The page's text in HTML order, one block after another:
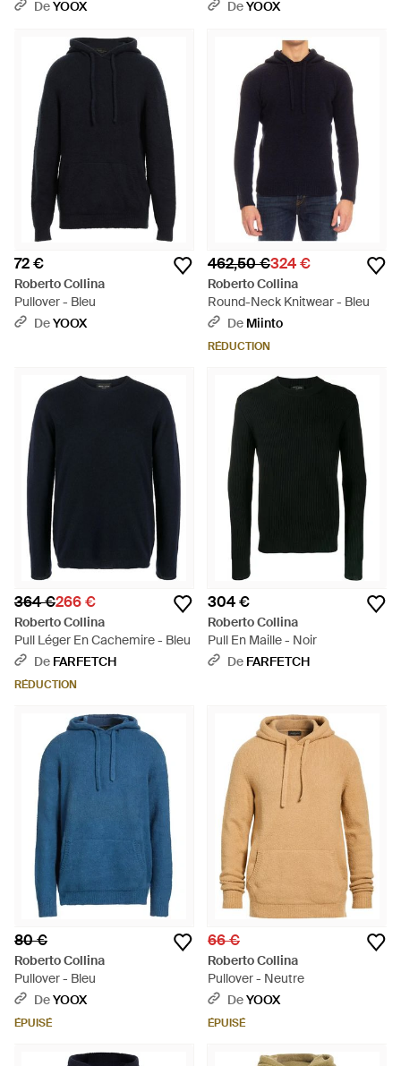
DeYOOX DeYOOX
72 €
Roberto Collina
Pullover - Bleu
DeYOOX
462,50 €324 €
Roberto Collina
Round-Neck Knitwear - Bleu
De Miinto
RÉDUCTION
364 €266 €
Roberto Collina
Pull Léger En Cachemire - Bleu
De FARFETCH
RÉDUCTION
304 €
Roberto Collina
Pull En Maille - Noir
De FARFETCH
80 €
Roberto Collina
Pullover - Bleu
DeYOOX
ÉPUISÉ
66 €
Roberto Collina
Pullover - Neutre
DeYOOX
ÉPUISÉ